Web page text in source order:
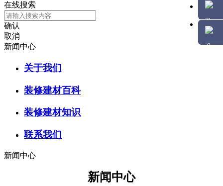
在线搜索
确认
取消
新闻中心
关于我们
装修建材百科
装修建材知识
联系我们
新闻中心
新闻中心